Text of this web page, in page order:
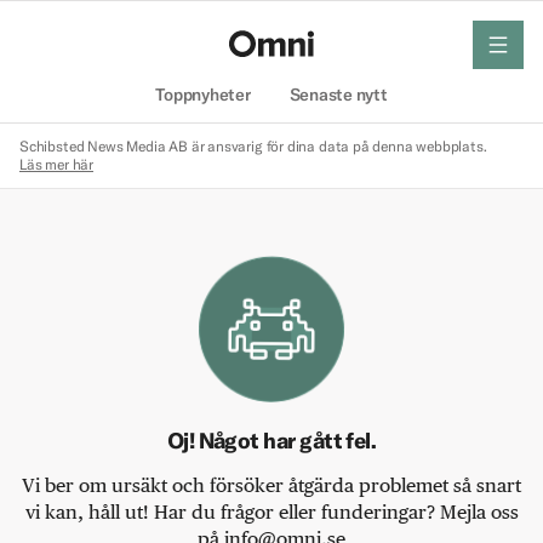
Toppnyheter Senaste nytt
meny
Schibsted News Media AB är ansvarig för dina data på denna webbplats.
Läs mer här
Oj! Något har gått fel.
Vi ber om ursäkt och försöker åtgärda problemet så snart
vi kan, håll ut! Har du frågor eller funderingar? Mejla oss